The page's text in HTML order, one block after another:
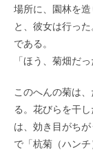
場所に、園林を造
と、彼女は行っ
である。
「ほう、菊畑だ
このへんの菊は
る。花びらを干
は、効き目がち
で「杭菊（ハンチ